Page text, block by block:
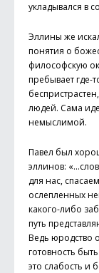
укладывался в
Эллины же
понятия о
философскую
пребывает где-
людей. Сама
немыслимой.
Павел был
эллинов:
для нас,
ослепленных
какого-либо
путь
Ведь юродство
готовность
это слабость и